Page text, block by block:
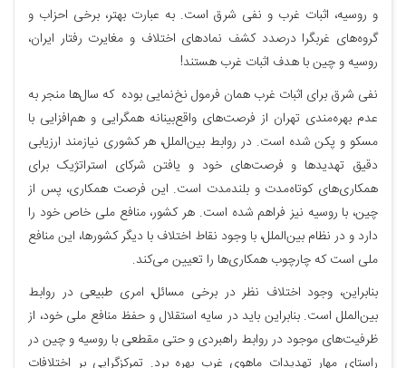
و روسیه، اثبات غرب و نفی شرق است. به عبارت بهتر، برخی احزاب و
گروه‌های غربگرا درصدد کشف نمادهای اختلاف و مغایرت رفتار ایران،
روسیه و چین با هدف اثبات غرب هستند!
نفی شرق برای اثبات غرب همان فرمول نخ‌نمایی بوده که سال‌ها منجر به
عدم بهره‌مندی تهران از فرصت‌های واقع‌بینانه همگرایی و هم‌افزایی با
مسکو و پکن شده است. در روابط بین‌الملل، هر کشوری نیازمند ارزیابی
دقیق تهدیدها و فرصت‌های خود و یافتن شرکای استراتژیک برای
همکاری‌های کوتاه‌مدت و بلندمدت است. این فرصت همکاری، پس از
چین، با روسیه نیز فراهم شده است. هر کشور، منافع ملی خاص خود را
دارد و در نظام بین‌الملل، با وجود نقاط اختلاف با دیگر کشورها، این منافع
ملی است که چارچوب همکاری‌ها را تعیین می‌کند.
بنابراین، وجود اختلاف نظر در برخی مسائل، امری طبیعی در روابط
بین‌الملل است. بنابراین باید در سایه استقلال و حفظ منافع ملی خود، از
ظرفیت‌های موجود در روابط راهبردی و حتی مقطعی با روسیه و چین در
راستای مهار تهدیدات ماهوی غرب بهره برد. تمرکزگرایی بر اختلافات